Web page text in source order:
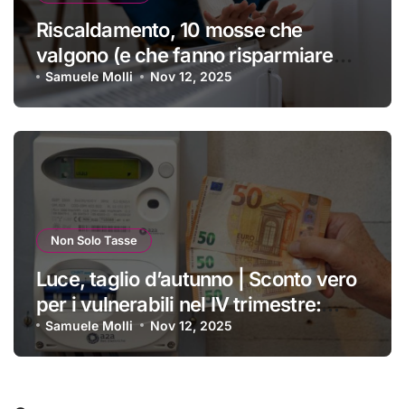
Riscaldamento, 10 mosse che
valgono (e che fanno risparmiare
tanti soldini) | I trucchi migliori per
passare un inverno spettacolare
Samuele Molli Nov 12, 2025
Non Solo Tasse
Luce, taglio d’autunno | Sconto vero
per i vulnerabili nel IV trimestre:
ecco a chi si applica e come
ottenerlo
Samuele Molli Nov 12, 2025